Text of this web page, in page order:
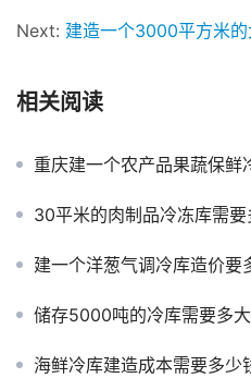
Next: 建造一个3000平方米的大型
相关阅读
重庆建一个农产品果蔬保鲜
30平米的肉制品冷冻库需要
建一个洋葱气调冷库造价要
储存5000吨的冷库需要多
海鲜冷库建造成本需要多少